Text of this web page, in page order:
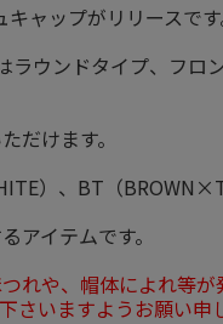
ャップがリリースです
ウンドタイプ、フ
だけます。
）、BT（
アイテムです。
や、帽体によれ等が
さいますようお願い申